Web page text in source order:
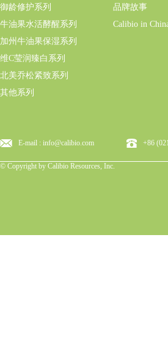
御龄修护系列
牛油果水活酵醒系列
加州牛油果保湿系列
维C莹润臻白系列
北美乔松紧致系列
其他系列
品牌故事
Calibio in
E-mail : info@calibio.com +86
© Copyright by Calibio Resources, Inc.